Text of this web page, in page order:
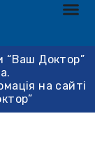
“Ваш Доктор”
на сайті